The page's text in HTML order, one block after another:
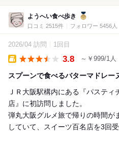
ようへい食べ歩き
口コミ 2515件 フォロワー 5456人
2026/04 訪問 1回目
3.8 ～￥999/1人
スプーンで食べるバターマドレー
ＪＲ大阪駅構内にある『パステ
店』に初訪問しました。
弾丸大阪グルメ旅で帰りの時間が
していて、スイーツ百名店を3回